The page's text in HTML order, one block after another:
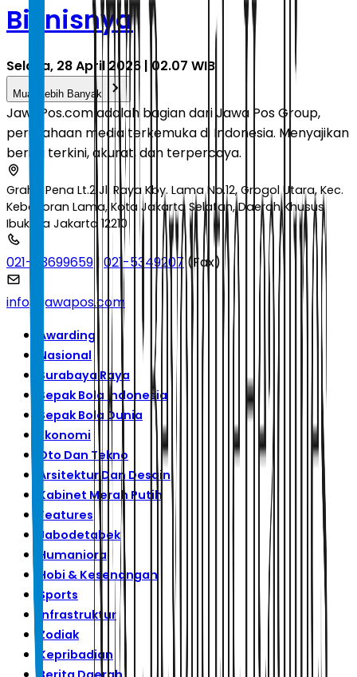
Bisnisnya
Selasa, 28 April 2026 | 02.07 WIB
Muat Lebih Banyak
JawaPos.com adalah bagian dari Jawa Pos Group,
perusahaan media terkemuka di Indonesia. Menyajikan
berita terkini, akurat, dan terpercaya.
Graha Pena Lt.2 Jl. Raya Kby. Lama No.12, Grogol Utara, Kec.
Kebayoran Lama, Kota Jakarta Selatan, Daerah Khusus
Ibukota Jakarta 12210
021-53699659 | 021-5349207(Fax)
info@jawapos.com
Awarding
Nasional
Surabaya Raya
Sepak Bola Indonesia
Sepak Bola Dunia
Ekonomi
Oto Dan Tekno
Arsitektur Dan Desain
Kabinet Merah Putih
Features
Jabodetabek
Humaniora
Hobi & Kesenangan
Sports
Infrastruktur
Zodiak
Kepribadian